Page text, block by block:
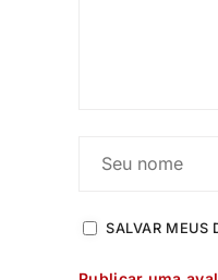
SALVAR MEUS